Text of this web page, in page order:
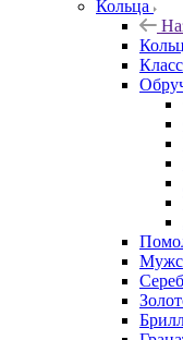
Кольца